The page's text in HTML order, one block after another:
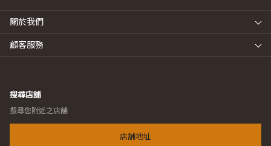
關於我們
顧客服務
搜尋店舖
搜尋您附近之店舖
店舖地址